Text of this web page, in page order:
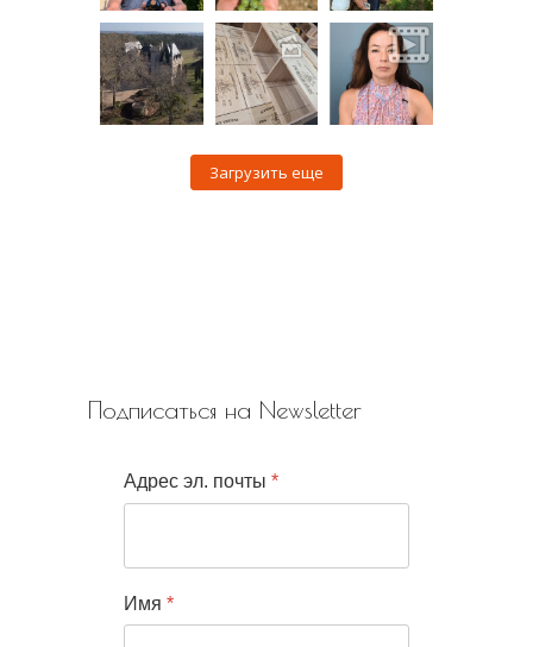
Загрузить еще
Подписаться на Newsletter
Адрес эл. почты *
Имя *